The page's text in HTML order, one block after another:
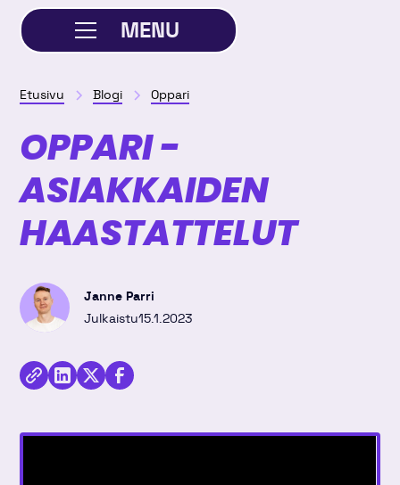
MENU
Etusivu Blogi Oppari
OPPARI -
ASIAKKAIDEN
HAASTATTELUT
Janne Parri
Julkaistu15.1.2023
KopioiJaa
Linkedinissä
Jaa
kirjoitus
Jaa
Facebookissa